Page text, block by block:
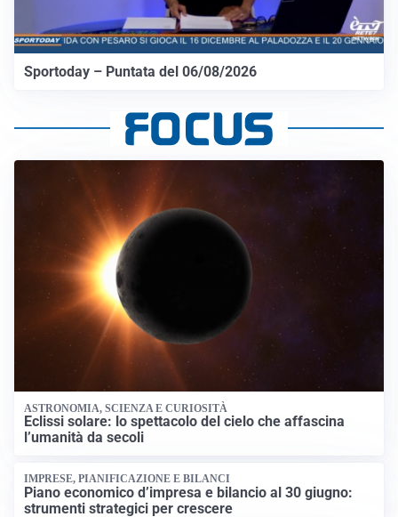
Sportoday – Puntata del 06/08/2026
ASTRONOMIA, SCIENZA E CURIOSITÀ
Eclissi solare: lo spettacolo del cielo che affascina
l’umanità da secoli
IMPRESE, PIANIFICAZIONE E BILANCI
Piano economico d’impresa e bilancio al 30 giugno:
strumenti strategici per crescere